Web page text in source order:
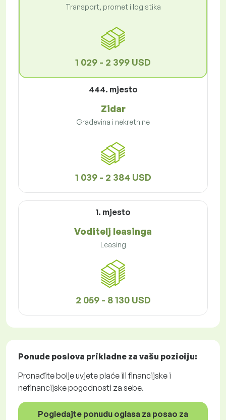
Transport, promet i logistika
1 029 - 2 399 USD
444. mjesto
Zidar
Građevina i nekretnine
1 039 - 2 384 USD
1. mjesto
Voditelj leasinga
Leasing
2 059 - 8 130 USD
Ponude poslova prikladne za vašu poziciju:
Pronađite bolje uvjete plaće ili financijske i
nefinancijske pogodnosti za sebe.
Pogledajte ponudu oglasa za posao za